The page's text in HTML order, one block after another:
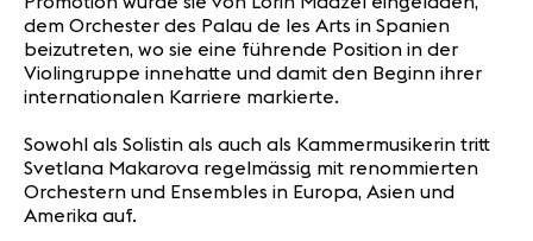
dem Orchester des Palau de les Arts in Spanien
beizutreten, wo sie eine führende Position in der
Violingruppe innehatte und damit den Beginn ihrer
internationalen Karriere markierte.
Sowohl als Solistin als auch als Kammermusikerin tritt
Svetlana Makarova regelmässig mit renommierten
Orchestern und Ensembles in Europa, Asien und
Amerika auf.